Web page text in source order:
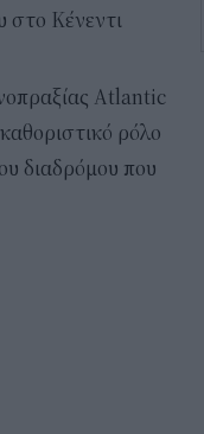
στο Κένεντι
Atlantic
ρόλο
διαδρόμου που